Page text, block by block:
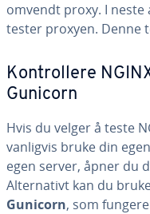
omvendt proxy. I
tester proxyen. Denne
Kontrollere
Gunicorn
Hvis du velger å teste
vanligvis bruke din
egen server, åpner du
Alternativt kan du
Gunicorn, som